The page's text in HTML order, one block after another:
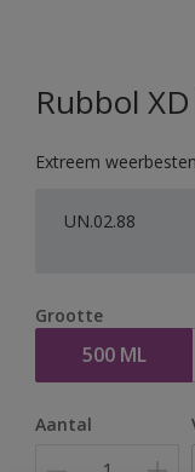
Rubbol
Extreem
UN.02.88
Grootte
500 ML
Aantal